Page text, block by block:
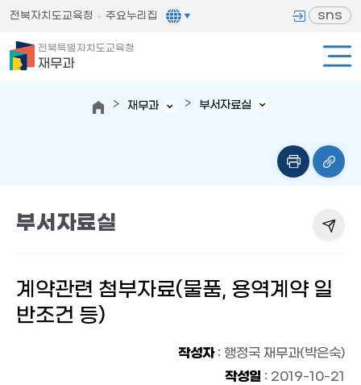
전북자치도교육청 주요누리집 sns
전북특별자치도교육청
재무과
재무과 부서자료실
부서자료실
계약관련 첨부자료(물품, 용역계약 일
반조건 등)
작성자: 행정국 재무과(박은숙)
작성일 : 2019-10-21